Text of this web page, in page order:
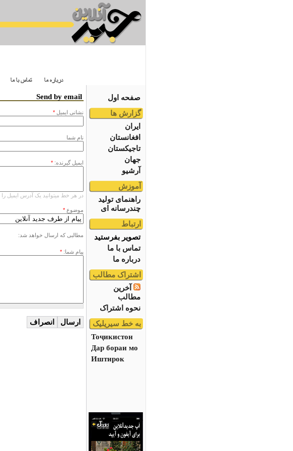
صفحه اول
گزارش ها
ایران
افغانستان
تاجیکستان
جهان
آرشیو
آموزش
راهنمای تولید
چندرسانه ای
ارتباط
تصویر بفرستید
تماس با ما
درباره ما
اشتراک مطالب
آخرین
مطالب
نحوه اشتراک
به خط سیریلیک
Тоҷикистон
Дар бораи мо
Иштирок
Send by email
نشانى ايميل *
نام شما
ایمیل گیرنده: *
در هر خط میتوانید یک آدرس ایمیل را
موضوع *
مطالبی که ارسال خواهد شد:
پیام شما: *